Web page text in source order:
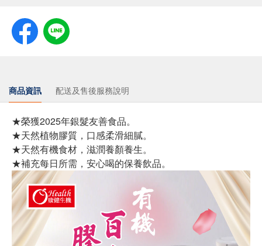
商品資訊 配送及售後服務說明
★榮獲2025年銀髮友善食品。
★天然植物膠質，口感柔滑細膩。
★天然有機食材，滋潤養顏養生。
★補充每日所需，安心喝的保養飲品。